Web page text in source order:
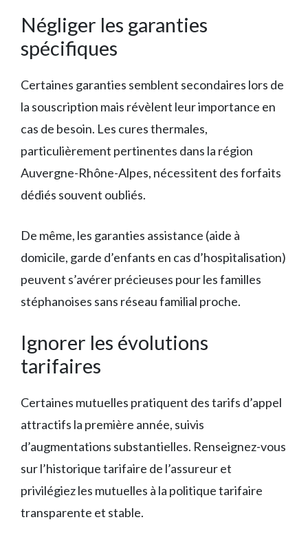
Négliger les garanties
spécifiques
Certaines garanties semblent secondaires lors de
la souscription mais révèlent leur importance en
cas de besoin. Les cures thermales,
particulièrement pertinentes dans la région
Auvergne-Rhône-Alpes, nécessitent des forfaits
dédiés souvent oubliés.
De même, les garanties assistance (aide à
domicile, garde d’enfants en cas d’hospitalisation)
peuvent s’avérer précieuses pour les familles
stéphanoises sans réseau familial proche.
Ignorer les évolutions
tarifaires
Certaines mutuelles pratiquent des tarifs d’appel
attractifs la première année, suivis
d’augmentations substantielles. Renseignez-vous
sur l’historique tarifaire de l’assureur et
privilégiez les mutuelles à la politique tarifaire
transparente et stable.